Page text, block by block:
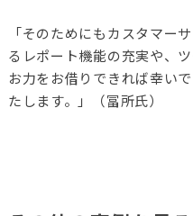
「そのためにもカスタマー
るレポート機能の充実や、
お力をお借りできれば幸い
たします。」（冨所氏）